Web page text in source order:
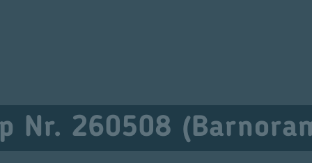
Nr. 260508